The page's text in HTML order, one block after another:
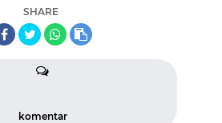
SHARE
komentar